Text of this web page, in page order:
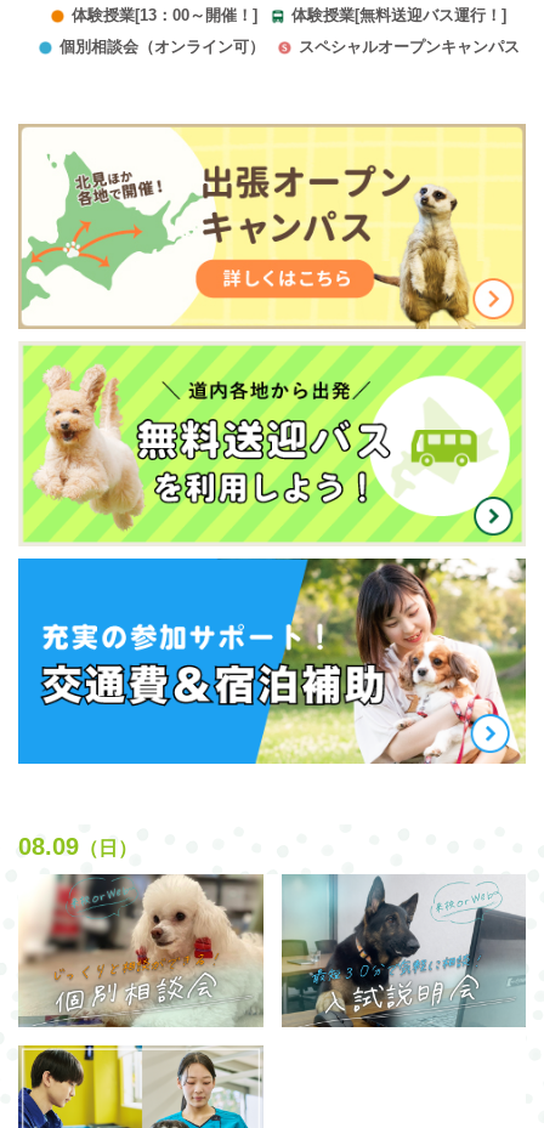
体験授業[13：00～開催！]
体験授業[無料送迎バス運行！]
個別相談会（オンライン可）
スペシャルオープンキャンパス
08.09 （日）